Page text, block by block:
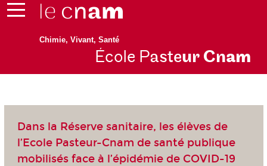
Chimie, Vivant, Santé
École Pasteur Cnam
Dans la Réserve sanitaire, les élèves de
l’Ecole Pasteur-Cnam de santé publique
mobilisés face à l’épidémie de COVID-19